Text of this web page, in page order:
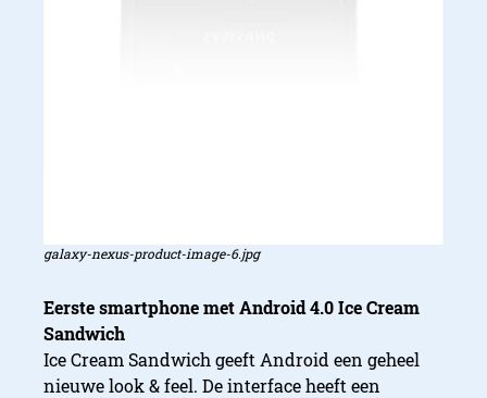
galaxy-nexus-product-image-6.jpg
Eerste smartphone met Android 4.0 Ice Cream
Sandwich
Ice Cream Sandwich geeft Android een geheel
nieuwe look & feel. De interface heeft een